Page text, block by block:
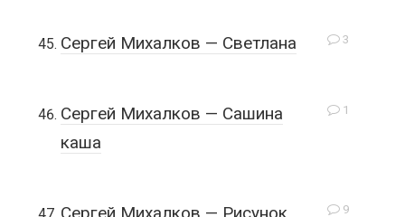
3
Сергей Михалков — Светлана
1
Сергей Михалков — Сашина
каша
9